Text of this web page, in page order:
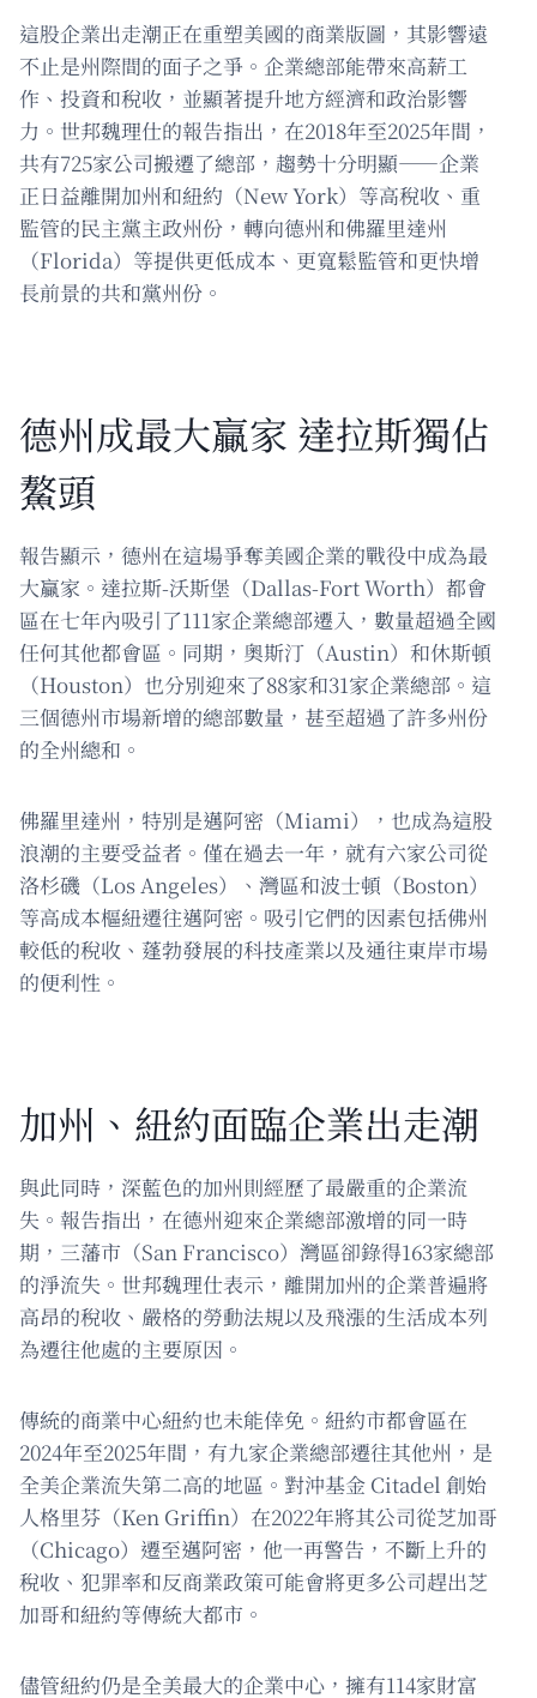
這股企業出走潮正在重塑美國的商業版圖，其影響遠
不止是州際間的面子之爭。企業總部能帶來高薪工
作、投資和稅收，並顯著提升地方經濟和政治影響
力。世邦魏理仕的報告指出，在2018年至2025年間，
共有725家公司搬遷了總部，趨勢十分明顯——企業
正日益離開加州和紐約（New York）等高稅收、重
監管的民主黨主政州份，轉向德州和佛羅里達州
（Florida）等提供更低成本、更寬鬆監管和更快增
長前景的共和黨州份。
德州成最大贏家 達拉斯獨佔
鰲頭
報告顯示，德州在這場爭奪美國企業的戰役中成為最
大贏家。達拉斯-沃斯堡（Dallas-Fort Worth）都會
區在七年內吸引了111家企業總部遷入，數量超過全國
任何其他都會區。同期，奧斯汀（Austin）和休斯頓
（Houston）也分別迎來了88家和31家企業總部。這
三個德州市場新增的總部數量，甚至超過了許多州份
的全州總和。
佛羅里達州，特別是邁阿密（Miami），也成為這股
浪潮的主要受益者。僅在過去一年，就有六家公司從
洛杉磯（Los Angeles）、灣區和波士頓（Boston）
等高成本樞紐遷往邁阿密。吸引它們的因素包括佛州
較低的稅收、蓬勃發展的科技產業以及通往東岸市場
的便利性。
加州、紐約面臨企業出走潮
與此同時，深藍色的加州則經歷了最嚴重的企業流
失。報告指出，在德州迎來企業總部激增的同一時
期，三藩市（San Francisco）灣區卻錄得163家總部
的淨流失。世邦魏理仕表示，離開加州的企業普遍將
高昂的稅收、嚴格的勞動法規以及飛漲的生活成本列
為遷往他處的主要原因。
傳統的商業中心紐約也未能倖免。紐約市都會區在
2024年至2025年間，有九家企業總部遷往其他州，是
全美企業流失第二高的地區。對沖基金 Citadel 創始
人格里芬（Ken Griffin）在2022年將其公司從芝加哥
（Chicago）遷至邁阿密，他一再警告，不斷上升的
稅收、犯罪率和反商業政策可能會將更多公司趕出芝
加哥和紐約等傳統大都市。
儘管紐約仍是全美最大的企業中心，擁有114家財富